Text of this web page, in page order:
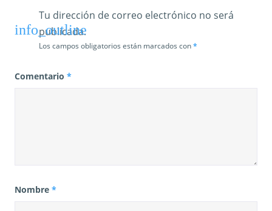
a
Tu dirección de correo electrónico no será
publicada.
Los campos obligatorios están marcados con*
Comentario *
Nombre *